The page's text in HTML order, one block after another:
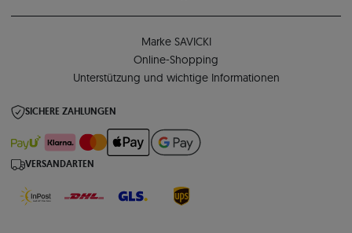
Marke SAVICKI
Online-Shopping
Unterstützung und wichtige Informationen
SICHERE ZAHLUNGEN
VERSANDARTEN